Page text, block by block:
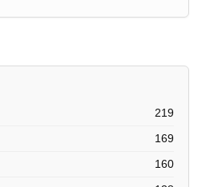
219
169
160